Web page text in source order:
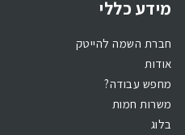
מידע כללי
חברת השמה להייטק
אודות
מחפש עבודה?
משרות חמות
בלוג